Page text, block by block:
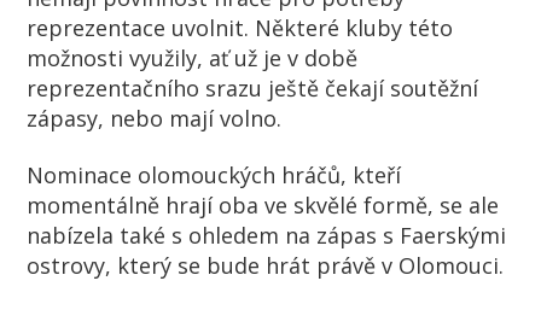
reprezentace uvolnit. Některé kluby této
možnosti využily, ať už je v době
reprezentačního srazu ještě čekají soutěžní
zápasy, nebo mají volno.
Nominace olomouckých hráčů, kteří
momentálně hrají oba ve skvělé formě, se ale
nabízela také s ohledem na zápas s Faerskými
ostrovy, který se bude hrát právě v Olomouci.